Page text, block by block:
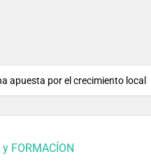
apuesta por el crecimiento local
FORMACÍON